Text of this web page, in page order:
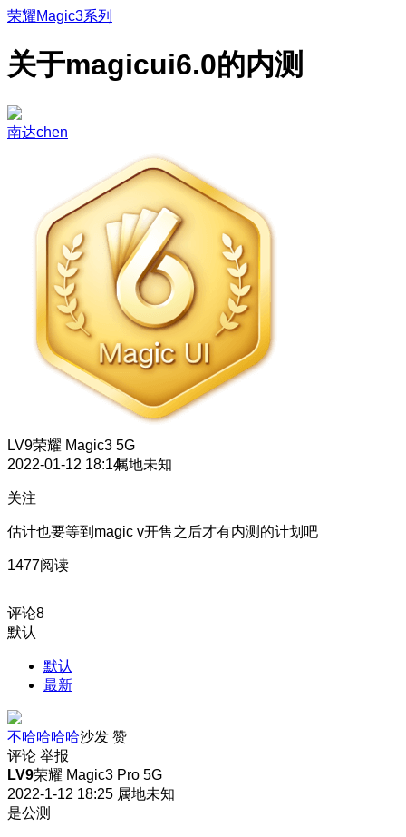
荣耀Magic3系列
关于magicui6.0的内测
南达chen
LV9荣耀 Magic3 5G
2022-01-12 18:14属地未知
关注
估计也要等到magic v开售之后才有内测的计划吧
1477阅读
评论8
默认
默认
最新
不哈哈哈哈沙发 赞
评论 举报
LV9荣耀 Magic3 Pro 5G
2022-1-12 18:25 属地未知
是公测